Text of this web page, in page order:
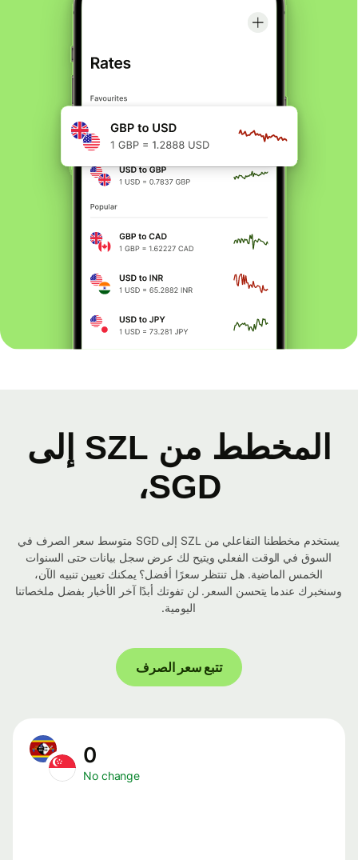
المخطط من SZL إلى
SGD،
يستخدم مخططنا التفاعلي من SZL إلى SGD متوسط ​​سعر الصرف في
السوق في الوقت الفعلي ويتيح لك عرض سجل بيانات حتى السنوات
الخمس الماضية. هل تنتظر سعرًا أفضل؟ يمكنك تعيين تنبيه الآن،
وسنخبرك عندما يتحسن السعر. لن تفوتك أبدًا آخر الأخبار بفضل ملخصاتنا
اليومية.
تتبع سعر الصرف
No change